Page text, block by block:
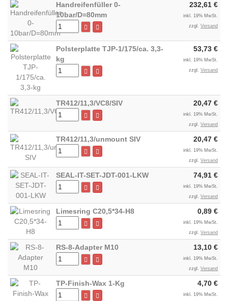
Handreifenfüller 0-
10bar/D=80mm
232,61 €
inkl. 19% MwSt.
zzgl. Versand
Polsterplatte TJP-1/175/ca. 3,3-
kg
53,73 €
inkl. 19% MwSt.
zzgl. Versand
TR412/11,3/VC8/SIV 20,47 €
inkl. 19% MwSt.
zzgl. Versand
TR412/11,3/unmount SIV 20,47 €
inkl. 19% MwSt.
zzgl. Versand
SEAL-IT-SET-JDT-001-LKW 74,91 €
inkl. 19% MwSt.
zzgl. Versand
Limesring C20,5*34-H8 0,89 €
inkl. 19% MwSt.
zzgl. Versand
RS-8-Adapter M10 13,10 €
inkl. 19% MwSt.
zzgl. Versand
TP-Finish-Wax 1-Kg 4,70 €
inkl. 19% MwSt.